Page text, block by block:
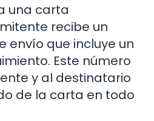
una carta
recibe un
envío que incluye un
Este número
y al destinatario
de la carta en todo